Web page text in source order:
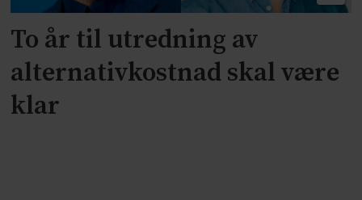
To år til utredning av
alternativkostnad skal være
klar